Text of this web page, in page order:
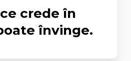
crede în
învinge.